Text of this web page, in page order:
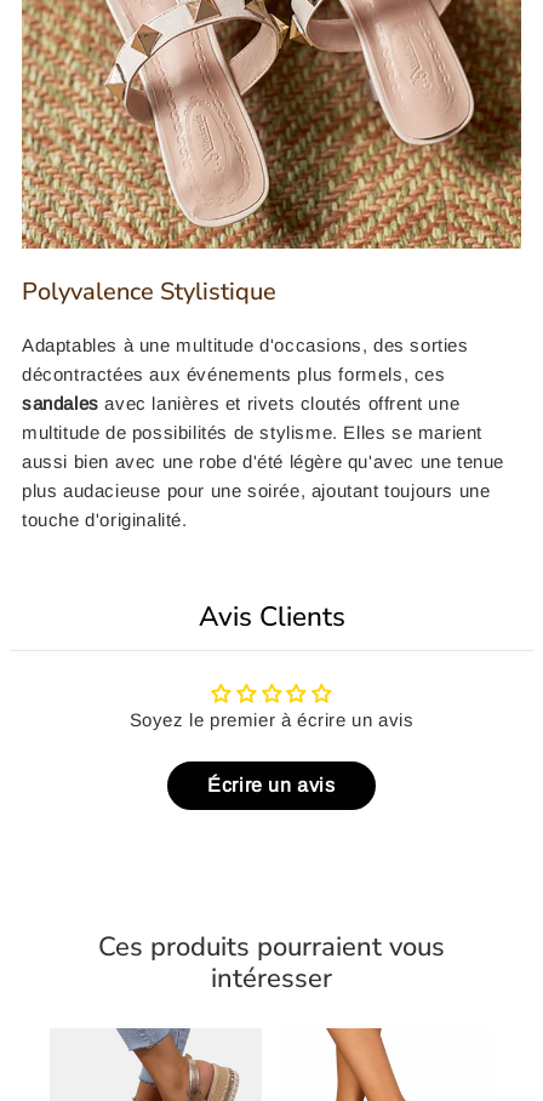
Polyvalence Stylistique
Adaptables à une multitude d'occasions, des sorties
décontractées aux événements plus formels, ces
sandales avec lanières et rivets cloutés offrent une
multitude de possibilités de stylisme. Elles se marient
aussi bien avec une robe d'été légère qu'avec une tenue
plus audacieuse pour une soirée, ajoutant toujours une
touche d'originalité.
Avis Clients
Soyez le premier à écrire un avis
Écrire un avis
Ces produits pourraient vous
intéresser